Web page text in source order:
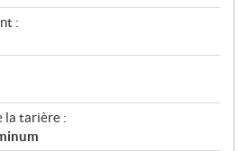
:
la tarière :